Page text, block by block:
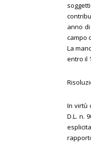
anno
campo
La
entro il
In virtù
D.L. n.